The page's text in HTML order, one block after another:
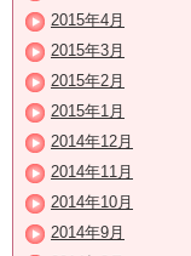
2015年4月
2015年3月
2015年2月
2015年1月
2014年12月
2014年11月
2014年10月
2014年9月